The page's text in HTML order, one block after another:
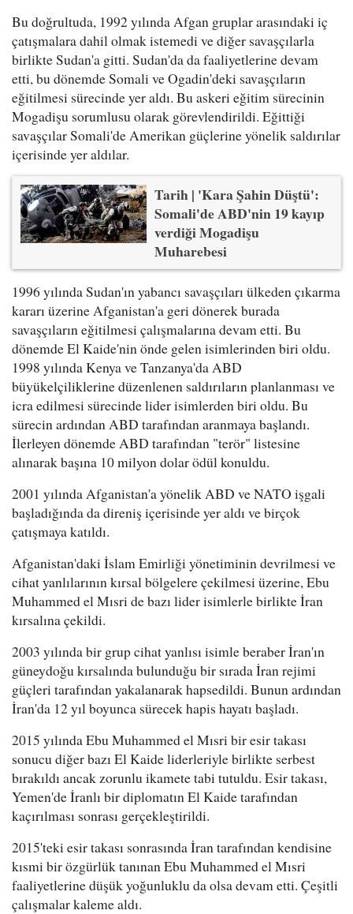
Bu doğrultuda, 1992 yılında Afgan gruplar arasındaki iç
çatışmalara dahil olmak istemedi ve diğer savaşçılarla
birlikte Sudan'a gitti. Sudan'da da faaliyetlerine devam
etti, bu dönemde Somali ve Ogadin'deki savaşçıların
eğitilmesi sürecinde yer aldı. Bu askeri eğitim sürecinin
Mogadişu sorumlusu olarak görevlendirildi. Eğittiği
savaşçılar Somali'de Amerikan güçlerine yönelik saldırılar
içerisinde yer aldılar.
Tarih | 'Kara Şahin Düştü':
Somali'de ABD'nin 19 kayıp
verdiği Mogadişu
Muharebesi
1996 yılında Sudan'ın yabancı savaşçıları ülkeden çıkarma
kararı üzerine Afganistan'a geri dönerek burada
savaşçıların eğitilmesi çalışmalarına devam etti. Bu
dönemde El Kaide'nin önde gelen isimlerinden biri oldu.
1998 yılında Kenya ve Tanzanya'da ABD
büyükelçiliklerine düzenlenen saldırıların planlanması ve
icra edilmesi sürecinde lider isimlerden biri oldu. Bu
sürecin ardından ABD tarafından aranmaya başlandı.
İlerleyen dönemde ABD tarafından "terör" listesine
alınarak başına 10 milyon dolar ödül konuldu.
2001 yılında Afganistan'a yönelik ABD ve NATO işgali
başladığında da direniş içerisinde yer aldı ve birçok
çatışmaya katıldı.
Afganistan'daki İslam Emirliği yönetiminin devrilmesi ve
cihat yanlılarının kırsal bölgelere çekilmesi üzerine, Ebu
Muhammed el Mısri de bazı lider isimlerle birlikte İran
kırsalına çekildi.
2003 yılında bir grup cihat yanlısı isimle beraber İran'ın
güneydoğu kırsalında bulunduğu bir sırada İran rejimi
güçleri tarafından yakalanarak hapsedildi. Bunun ardından
İran'da 12 yıl boyunca sürecek hapis hayatı başladı.
2015 yılında Ebu Muhammed el Mısri bir esir takası
sonucu diğer bazı El Kaide liderleriyle birlikte serbest
bırakıldı ancak zorunlu ikamete tabi tutuldu. Esir takası,
Yemen'de İranlı bir diplomatın El Kaide tarafından
kaçırılması sonrası gerçekleştirildi.
2015'teki esir takası sonrasında İran tarafından kendisine
kısmi bir özgürlük tanınan Ebu Muhammed el Mısri
faaliyetlerine düşük yoğunluklu da olsa devam etti. Çeşitli
çalışmalar kaleme aldı.